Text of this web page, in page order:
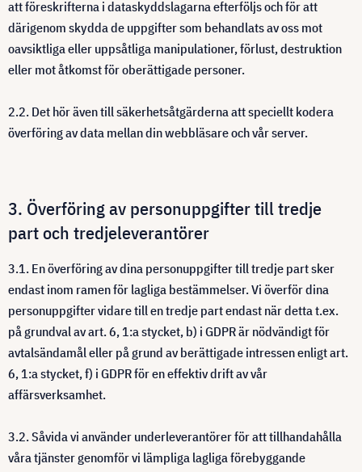
att föreskrifterna i dataskyddslagarna efterföljs och för att
därigenom skydda de uppgifter som behandlats av oss mot
oavsiktliga eller uppsåtliga manipulationer, förlust, destruktion
eller mot åtkomst för oberättigade personer.
2.2. Det hör även till säkerhetsåtgärderna att speciellt kodera
överföring av data mellan din webbläsare och vår server.
3. Överföring av personuppgifter till tredje
part och tredjeleverantörer
3.1. En överföring av dina personuppgifter till tredje part sker
endast inom ramen för lagliga bestämmelser. Vi överför dina
personuppgifter vidare till en tredje part endast när detta t.ex.
på grundval av art. 6, 1:a stycket, b) i GDPR är nödvändigt för
avtalsändamål eller på grund av berättigade intressen enligt art.
6, 1:a stycket, f) i GDPR för en effektiv drift av vår
affärsverksamhet.
3.2. Såvida vi använder underleverantörer för att tillhandahålla
våra tjänster genomför vi lämpliga lagliga förebyggande